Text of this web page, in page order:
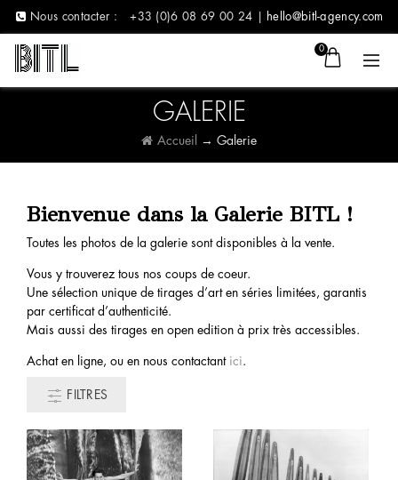
Nous contacter : +33 (0)6 08 69 00 24 | hello@bitl-agency.com
0
GALERIE
Accueil → Galerie
Bienvenue dans la Galerie BITL !
Toutes les photos de la galerie sont disponibles à la vente.
Vous y trouverez tous nos coups de coeur.
Une sélection unique de tirages d’art en séries limitées, garantis
par certificat d’authenticité.
Mais aussi des tirages en open edition à prix très accessibles.
Achat en ligne, ou en nous contactant ici.
FILTRES